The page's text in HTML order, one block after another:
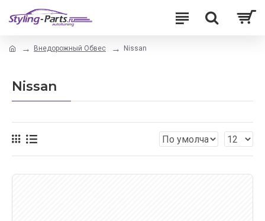
Внедорожный Обвес Nissan
Nissan